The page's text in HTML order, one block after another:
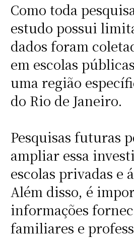
Como toda
estudo possui
dados foram
em escolas
uma região
do Rio de Janeiro.
Pesquisas futuras
ampliar essa
escolas privadas e
Além disso, é
informações
familiares e